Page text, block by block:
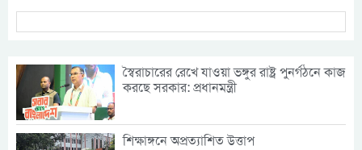
স্বৈরাচারের রেখে যাওয়া ভঙ্গুর রাষ্ট্র পুনর্গঠনে কাজ
করছে সরকার: প্রধানমন্ত্রী
শিক্ষাঙ্গনে অপ্রত্যাশিত উত্তাপ